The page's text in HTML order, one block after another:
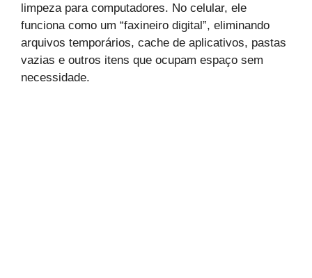
limpeza para computadores. No celular, ele
funciona como um “faxineiro digital”, eliminando
arquivos temporários, cache de aplicativos, pastas
vazias e outros itens que ocupam espaço sem
necessidade.